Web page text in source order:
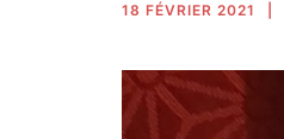
18 FÉVRIER 2021